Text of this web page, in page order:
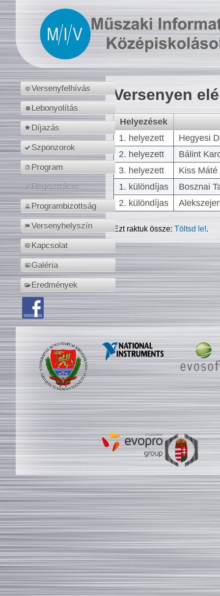
Versenyfelhívás
Lebonyolítás
Díjazás
Szponzorok
Program
Regisztráció
Programbizottság
Versenyhelyszín
Kapcsolat
Galéria
Eredmények
Versenyen
Helyezések
1. helyezett
Hegyesi
2. helyezett
Bálint
3. helyezett
Kiss
1. különdíjas
Bosznai
2. különdíjas
Ezt raktuk össze:Töltsd le!.